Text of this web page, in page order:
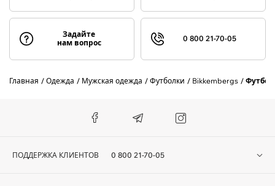
Задайте
нам вопрос
0 800 21-70-05
Главная Одежда Мужская одежда Футболки Bikkembergs
ПОДДЕРЖКА КЛИЕНТОВ 0 800 21-70-05